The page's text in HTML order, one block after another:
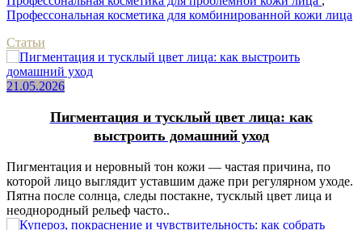
Профессональная косметика для комбинированной кожи лица
Статьи
21.05.2026
Пигментация и тусклый цвет лица: как
выстроить домашний уход
Пигментация и неровный тон кожи — частая причина, по
которой лицо выглядит уставшим даже при регулярном уходе.
Пятна после солнца, следы постакне, тусклый цвет лица и
неоднородный рельеф часто..